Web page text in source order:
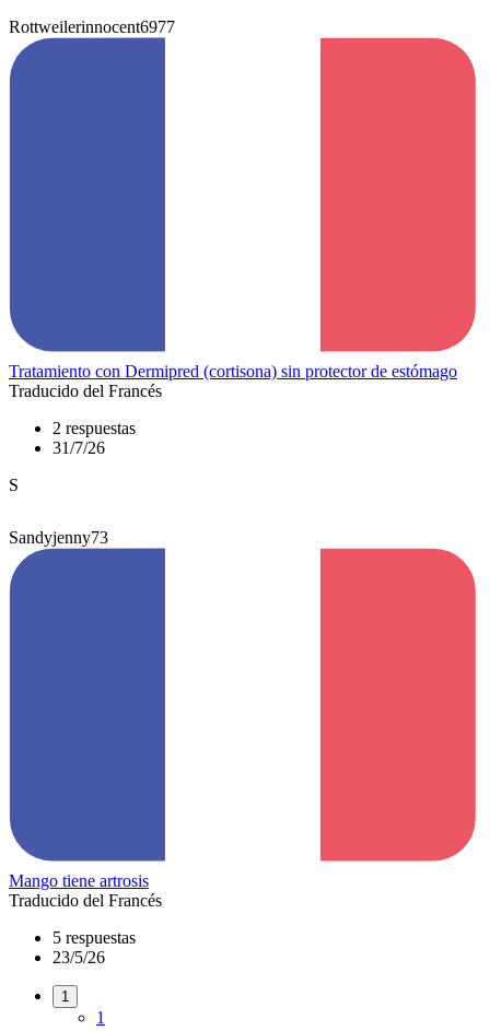
Rottweilerinnocent6977
Tratamiento con Dermipred (cortisona) sin protector de estómago
Traducido del Francés
2 respuestas
31/7/26
S
Sandyjenny73
Mango tiene artrosis
Traducido del Francés
5 respuestas
23/5/26
1
1